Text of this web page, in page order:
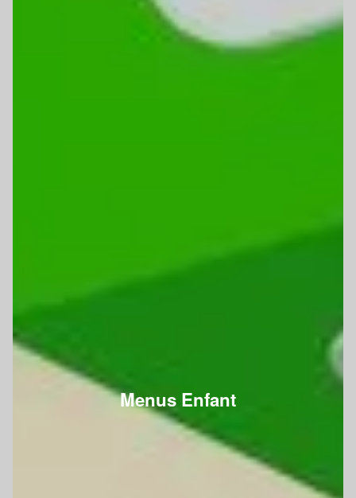
Menus Enfant